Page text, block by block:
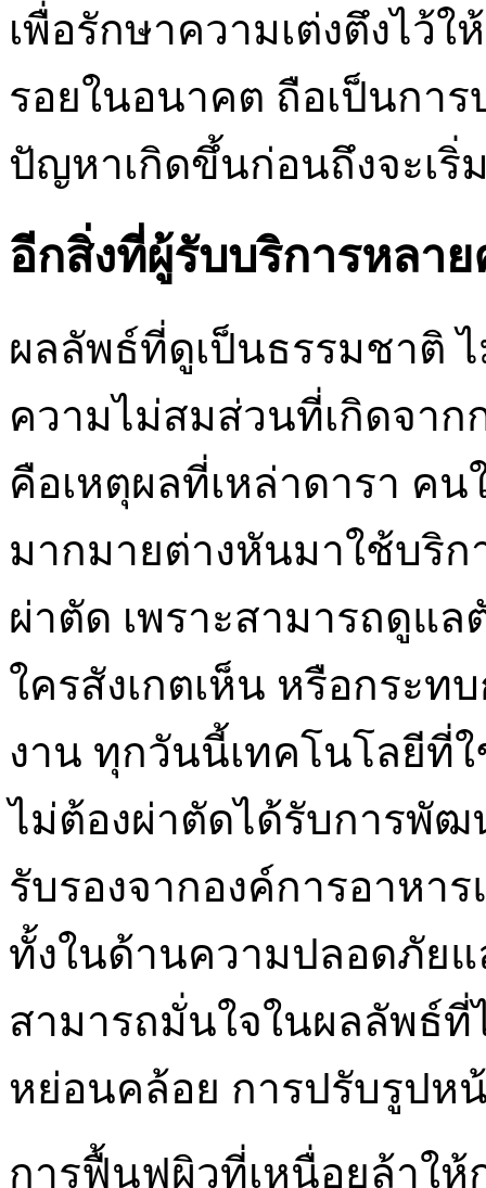
เพื่อรักษาความเต่งตึงไว้
รอยในอนาคต ถือเป็นการ
ปัญหาเกิดขึ้นก่อนถึงจะเริ่
อีกสิ่งที่ผู้รับบริการหลา
ผลลัพธ์ที่ดูเป็นธรรมชาติ
ความไม่สมส่วนที่เกิดจาก
คือเหตุผลที่เหล่าดารา ค
มากมายต่างหันมาใช้บริก
ผ่าตัด เพราะสามารถดูแล
ใครสังเกตเห็น หรือกระ
งาน ทุกวันนี้เทคโนโลยีที่
ไม่ต้องผ่าตัดได้รับการพัฒ
รับรองจากองค์การอาหา
ทั้งในด้านความปลอดภัย
สามารถมั่นใจในผลลัพธ์ที่
หย่อนคล้อย การปรับรูปห
การฟื้นฟูผิวที่เหนื่อยล้าให้